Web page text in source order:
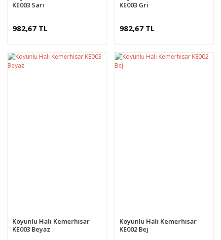
KE003 Sarı
982,67 TL
KE003 Gri
982,67 TL
Koyunlu Halı Kemerhisar
KE003 Beyaz
Koyunlu Halı Kemerhisar
KE002 Bej